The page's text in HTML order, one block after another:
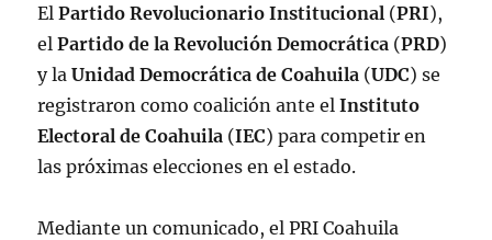
El Partido Revolucionario Institucional (PRI),
elPartido de la Revolución Democrática (PRD)
y laUnidad Democrática de Coahuila (UDC) se
registraron como coalición ante elInstituto
Electoral de Coahuila (IEC) para competir en
las próximas elecciones en el estado.
Mediante un comunicado, el PRI Coahuila